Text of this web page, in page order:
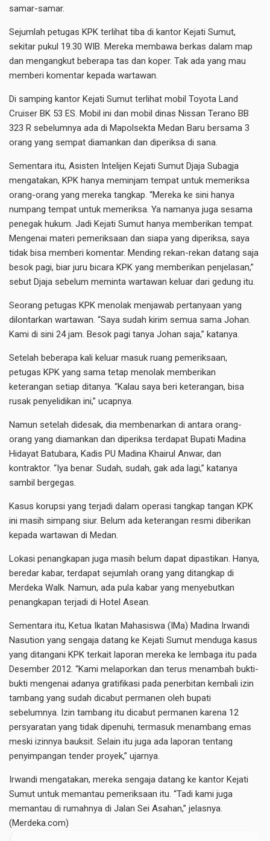
samar-samar.
Sejumlah petugas KPK terlihat tiba di kantor Kejati Sumut,
sekitar pukul 19.30 WIB. Mereka membawa berkas dalam map
dan mengangkut beberapa tas dan koper. Tak ada yang mau
memberi komentar kepada wartawan.
Di samping kantor Kejati Sumut terlihat mobil Toyota Land
Cruiser BK 53 ES. Mobil ini dan mobil dinas Nissan Terano BB
323 R sebelumnya ada di Mapolsekta Medan Baru bersama 3
orang yang sempat diamankan dan diperiksa di sana.
Sementara itu, Asisten Intelijen Kejati Sumut Djaja Subagja
mengatakan, KPK hanya meminjam tempat untuk memeriksa
orang-orang yang mereka tangkap. “Mereka ke sini hanya
numpang tempat untuk memeriksa. Ya namanya juga sesama
penegak hukum. Jadi Kejati Sumut hanya memberikan tempat.
Mengenai materi pemeriksaan dan siapa yang diperiksa, saya
tidak bisa memberi komentar. Mending rekan-rekan datang saja
besok pagi, biar juru bicara KPK yang memberikan penjelasan,”
sebut Djaja sebelum meminta wartawan keluar dari gedung itu.
Seorang petugas KPK menolak menjawab pertanyaan yang
dilontarkan wartawan. “Saya sudah kirim semua sama Johan.
Kami di sini 24 jam. Besok pagi tanya Johan saja,” katanya.
Setelah beberapa kali keluar masuk ruang pemeriksaan,
petugas KPK yang sama tetap menolak memberikan
keterangan setiap ditanya. “Kalau saya beri keterangan, bisa
rusak penyelidikan ini,” ucapnya.
Namun setelah didesak, dia membenarkan di antara orang-
orang yang diamankan dan diperiksa terdapat Bupati Madina
Hidayat Batubara, Kadis PU Madina Khairul Anwar, dan
kontraktor. “Iya benar. Sudah, sudah, gak ada lagi,” katanya
sambil bergegas.
Kasus korupsi yang terjadi dalam operasi tangkap tangan KPK
ini masih simpang siur. Belum ada keterangan resmi diberikan
kepada wartawan di Medan.
Lokasi penangkapan juga masih belum dapat dipastikan. Hanya,
beredar kabar, terdapat sejumlah orang yang ditangkap di
Merdeka Walk. Namun, ada pula kabar yang menyebutkan
penangkapan terjadi di Hotel Asean.
Sementara itu, Ketua Ikatan Mahasiswa (IMa) Madina Irwandi
Nasution yang sengaja datang ke Kejati Sumut menduga kasus
yang ditangani KPK terkait laporan mereka ke lembaga itu pada
Desember 2012. “Kami melaporkan dan terus menambah bukti-
bukti mengenai adanya gratifikasi pada penerbitan kembali izin
tambang yang sudah dicabut permanen oleh bupati
sebelumnya. Izin tambang itu dicabut permanen karena 12
persyaratan yang tidak dipenuhi, termasuk menambang emas
meski izinnya bauksit. Selain itu juga ada laporan tentang
penyimpangan tender proyek,” ujarnya.
Irwandi mengatakan, mereka sengaja datang ke kantor Kejati
Sumut untuk memantau pemeriksaan itu. “Tadi kami juga
memantau di rumahnya di Jalan Sei Asahan,” jelasnya.
(Merdeka.com)